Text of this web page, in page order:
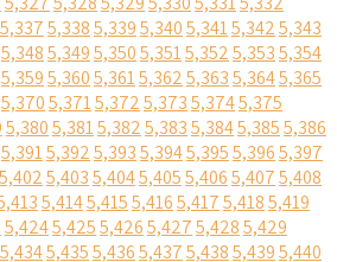
5,3375,3385,3395,3405,3415,3425,343
5,3485,3495,3505,3515,3525,3535,354
5,3595,3605,3615,3625,3635,3645,365
5,3705,3715,3725,3735,3745,375
5,3805,3815,3825,3835,3845,3855,386
5,3915,3925,3935,3945,3955,3965,397
5,4025,4035,4045,4055,4065,4075,408
5,4145,4155,4165,4175,4185,419
5,4245,4255,4265,4275,4285,429
5,4345,4355,4365,4375,4385,4395,440